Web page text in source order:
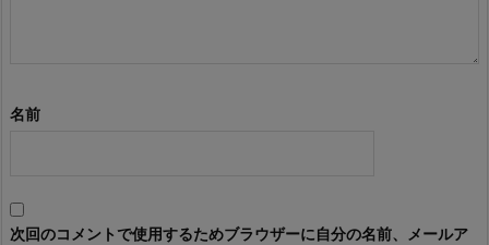
名前
次回のコメントで使用するためブラウザーに自分の名前、メールア